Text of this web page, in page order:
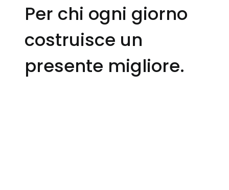
Per chi ogni giorno
costruisce un
presente migliore.